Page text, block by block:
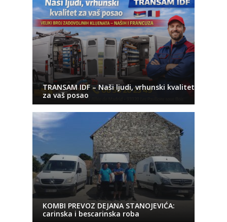
TRANSAM IDF – Naši ljudi, vrhunski kvalitet
za vaš posao
KOMBI PREVOZ DEJANA STANOJEVIĆA:
carinska i bescarinska roba